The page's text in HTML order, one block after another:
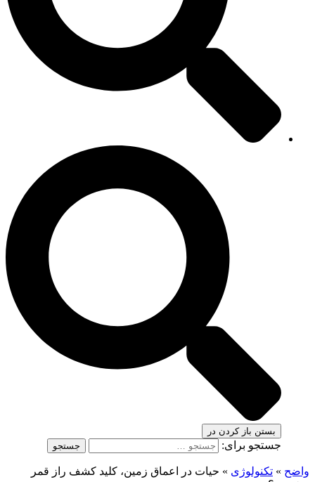
بستن باز کردن در
جستجو برای:
واضح » تکنولوژی » حیات در اعماق زمین، کلید کشف راز قمر